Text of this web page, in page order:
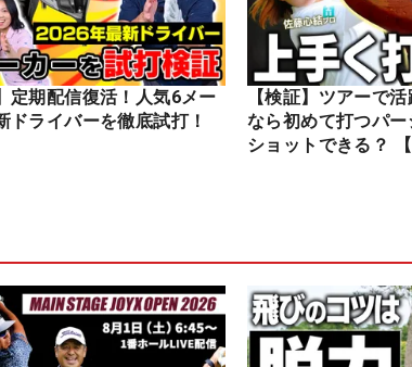
定期配信復活！人気6メー
ドライバーを徹底試打！
【検証】ツアーで
なら初めて打つパ
ショットできる？